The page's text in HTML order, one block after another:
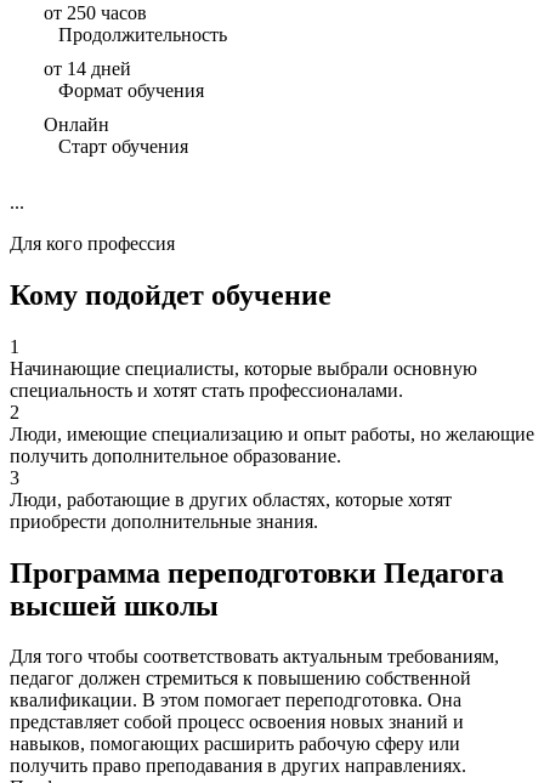
от 250 часов
Продолжительность
от 14 дней
Формат обучения
Онлайн
Старт обучения
...
Для кого профессия
Кому подойдет обучение
1
Начинающие специалисты, которые выбрали основную
специальность и хотят стать профессионалами.
2
Люди, имеющие специализацию и опыт работы, но желающие
получить дополнительное образование.
3
Люди, работающие в других областях, которые хотят
приобрести дополнительные знания.
Программа переподготовки Педагога
высшей школы
Для того чтобы соответствовать актуальным требованиям,
педагог должен стремиться к повышению собственной
квалификации. В этом помогает переподготовка. Она
представляет собой процесс освоения новых знаний и
навыков, помогающих расширить рабочую сферу или
получить право преподавания в других направлениях.